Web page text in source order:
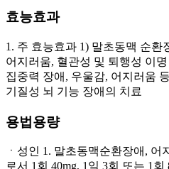
효능효과
1. 주 효능효과 1) 말초동맥 순환
어지러움, 혈관성 및 퇴행성 이
집중력 장애, 우울감, 어지러움
기질성 뇌 기능 장애의 치료
용법용량
ㆍ성인 1. 말초동맥순환장애,
로서 1회 40mg, 1일 3회 또는 1